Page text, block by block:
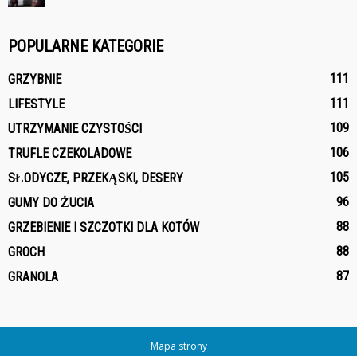
POPULARNE KATEGORIE
GRZYBNIE
111
LIFESTYLE
111
UTRZYMANIE CZYSTOŚCI
109
TRUFLE CZEKOLADOWE
106
SŁODYCZE, PRZEKĄSKI, DESERY
105
GUMY DO ŻUCIA
96
GRZEBIENIE I SZCZOTKI DLA KOTÓW
88
GROCH
88
GRANOLA
87
Mapa strony